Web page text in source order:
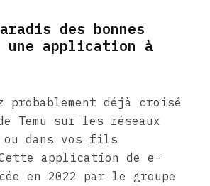
des bonnes
application à
probablement déjà croisé
Temu sur les réseaux
ou dans vos fils
application de e-
en 2022 par le groupe